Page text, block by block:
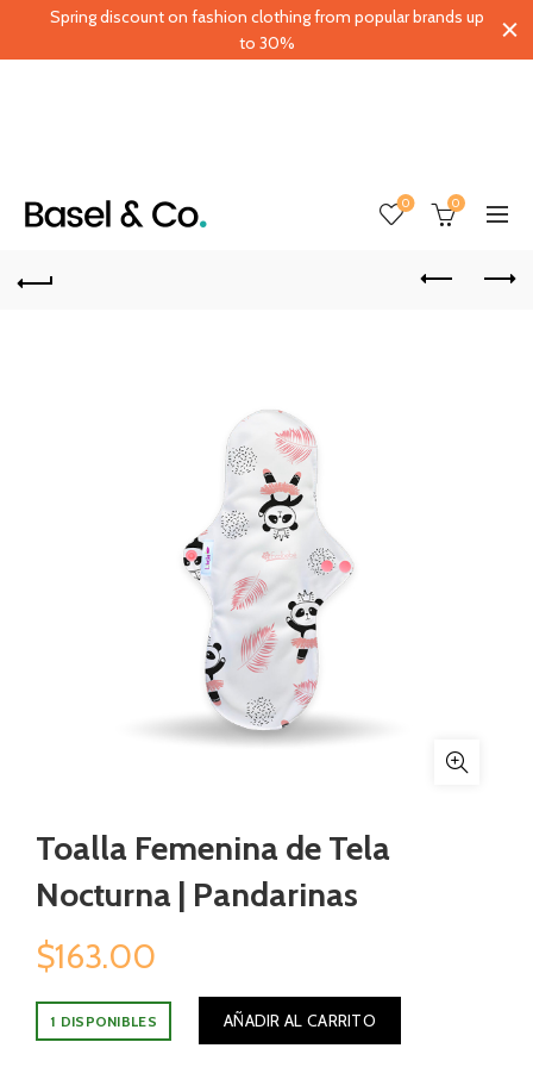
0 0
Toalla Femenina de Tela
Nocturna | Pandarinas
$163.00
1 DISPONIBLES AÑADIR AL CARRITO
Spring discount on fashion clothing from popular brands up
to 30%